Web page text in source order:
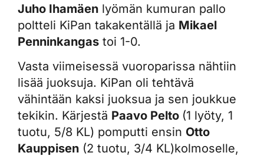
Juho Ihamäen lyömän kumuran pallo
poltteli KiPan takakentällä ja Mikael
Penninkangas toi 1-0.
Vasta viimeisessä vuoroparissa nähtiin
lisää juoksuja. KiPan oli tehtävä
vähintään kaksi juoksua ja sen joukkue
tekikin. Kärjestä Paavo Pelto (1 lyöty, 1
tuotu, 5/8 KL) pomputti ensin Otto
Kauppisen (2 tuotu, 3/4 KL)kolmoselle,